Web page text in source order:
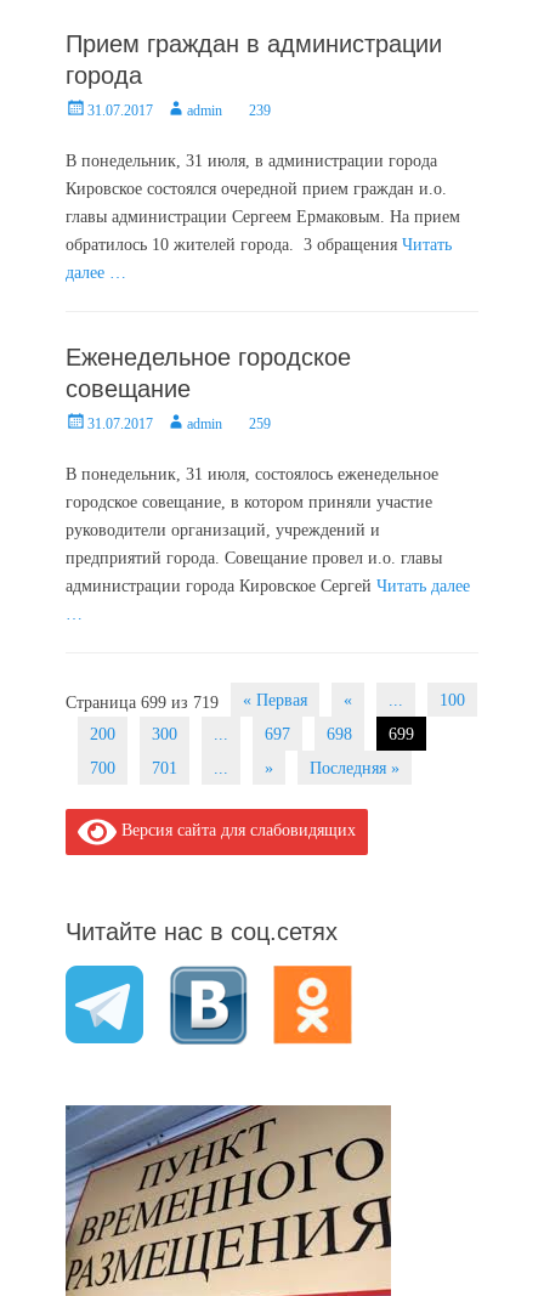
Прием граждан в администрации
города
Posted31.07.2017 Authoradmin 239
В понедельник, 31 июля, в администрации города
Кировское состоялся очередной прием граждан и.о.
главы администрации Сергеем Ермаковым. На прием
обратилось 10 жителей города. 3 обращения Читать
далее …
Еженедельное городское
совещание
Posted31.07.2017 Authoradmin 259
В понедельник, 31 июля, состоялось еженедельное
городское совещание, в котором приняли участие
руководители организаций, учреждений и
предприятий города. Совещание провел и.о. главы
администрации города Кировское Сергей Читать далее
…
Post
navigation
Страница 699 из 719 « Первая « ...
100
200
300 ... 697 698
699
700
701 ... » Последняя »
Версия сайта для слабовидящих
Читайте нас в соц.сетях